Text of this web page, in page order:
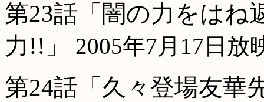
第23話「闇の力をはね
力!!」
2005年7月17日放
第24話「久々登場友華